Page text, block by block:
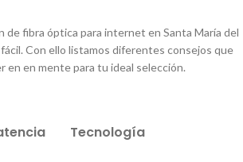
de fibra óptica para internet en Santa María del
Con ello listamos diferentes consejos que
en en mente para tu ideal selección.
Tecnología